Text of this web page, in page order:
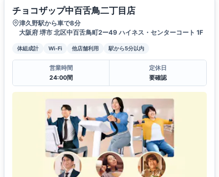
チョコザップ中百舌鳥二丁目店
津久野駅から車で8分
大阪府 堺市 北区中百舌鳥町2ー49 ハイネス・センターコート 1F
体組成計 Wi-Fi 他店舗利用 駅から5分以内
営業時間
24:00間
定休日
要確認